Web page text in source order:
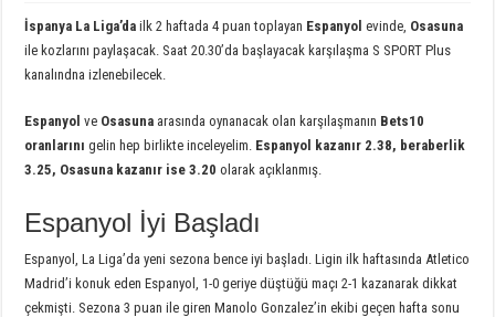
İspanya La Liga’da ilk 2 haftada 4 puan toplayan Espanyolevinde, Osasuna
ile kozlarını paylaşacak. Saat 20.30’da başlayacak karşılaşma S SPORT Plus
kanalındna izlenebilecek.
Espanyolve Osasuna arasında oynanacak olan karşılaşmanın Bets10
oranlarınıgelin hep birlikte inceleyelim. Espanyol kazanır 2.38, beraberlik
3.25, Osasuna kazanır ise 3.20olarak açıklanmış.
Espanyol İyi Başladı
Espanyol, La Liga’da yeni sezona bence iyi başladı. Ligin ilk haftasında Atletico
Madrid’i konuk eden Espanyol, 1-0 geriye düştüğü maçı 2-1 kazanarak dikkat
çekmişti. Sezona 3 puan ile giren Manolo Gonzalez’in ekibi geçen hafta sonu